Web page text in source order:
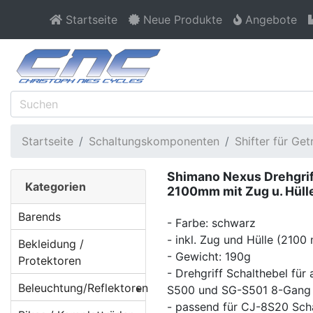
Startseite Neue Produkte Angebote
Startseite Schaltungskomponenten Shifter für
Shimano Nexus
2100mm mit Zug u.
- Farbe: schwarz
- inkl. Zug und Hülle (2100
- Gewicht: 190g
- Drehgriff Schalthebel für
S500 und SG-S501 8-
- passend für CJ-8S20
Kategorien
Barends
Bekleidung /
Protektoren
Beleuchtung/Reflektoren